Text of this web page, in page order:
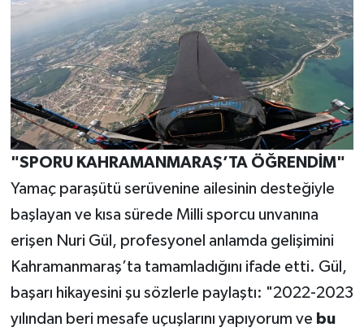
"SPORU KAHRAMANMARAŞ’TA ÖĞRENDİM"
Yamaç paraşütü serüvenine ailesinin desteğiyle
başlayan ve kısa sürede Milli sporcu unvanına
erişen Nuri Gül, profesyonel anlamda gelişimini
Kahramanmaraş’ta tamamladığını ifade etti. Gül,
başarı hikayesini şu sözlerle paylaştı: "2022-2023
yılından beri mesafe uçuşlarını yapıyorum ve bu